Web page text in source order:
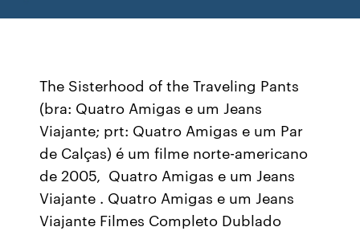
The Sisterhood of the Traveling Pants
(bra: Quatro Amigas e um Jeans
Viajante; prt: Quatro Amigas e um Par
de Calças) é um filme norte-americano
de 2005, Quatro Amigas e um Jeans
Viajante . Quatro Amigas e um Jeans
Viajante Filmes Completo Dublado